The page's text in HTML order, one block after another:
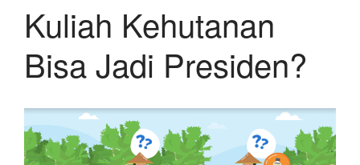
Kuliah Kehutanan
Bisa Jadi Presiden?